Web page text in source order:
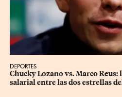
DEPORTES
Chucky Lozano vs. Marco
salarial entre las dos estrellas